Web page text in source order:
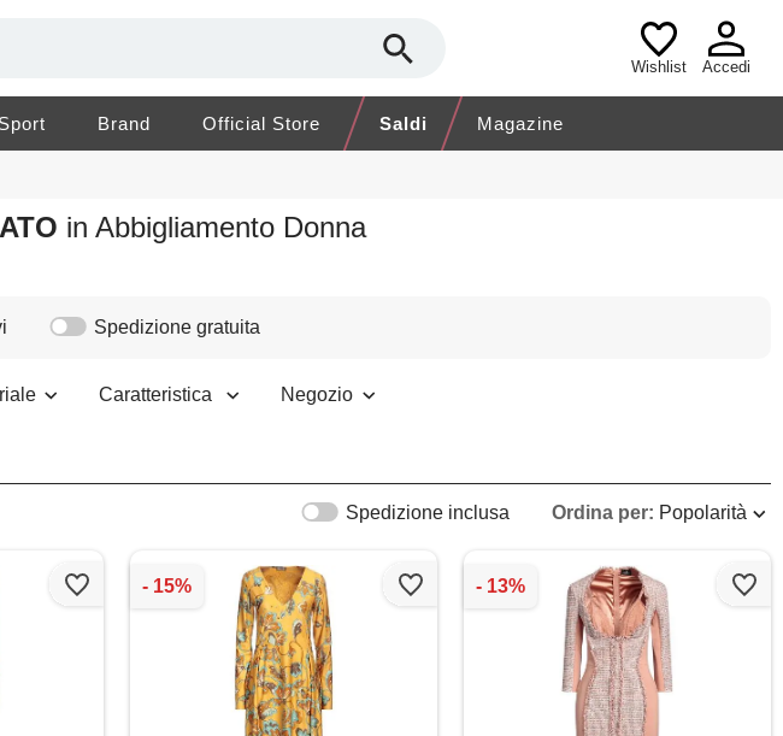
Wishlist Accedi
Sport Brand Official Store Saldi Magazine
in Abbigliamento Donna
Spedizione gratuita
Caratteristica Negozio
Ordina per: Popolarità
Spedizione inclusa